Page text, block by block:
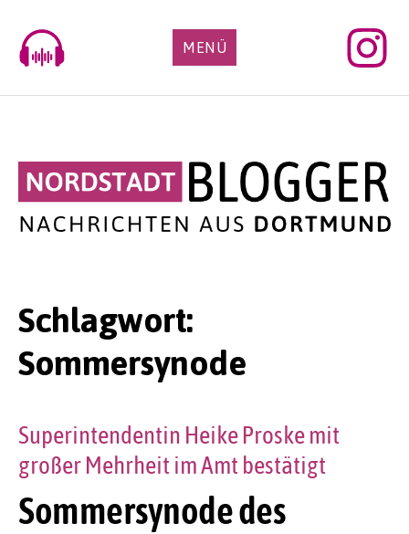
content
MENÜ
Schlagwort:
Sommersynode
Sommersynode des
Superintendentin Heike Proske mit
großer Mehrheit im Amt bestätigt